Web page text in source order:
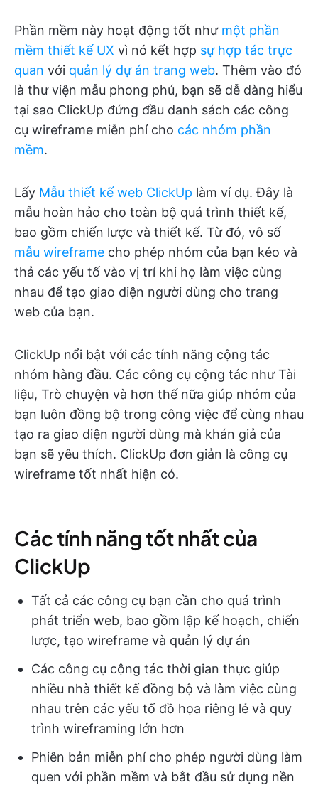
Phần mềm này hoạt động tốt như một phần
mềm thiết kế UX vì nó kết hợp sự hợp tác trực
quan với quản lý dự án trang web. Thêm vào đó
là thư viện mẫu phong phú, bạn sẽ dễ dàng hiểu
tại sao ClickUp đứng đầu danh sách các công
cụ wireframe miễn phí cho các nhóm phần
mềm.
Lấy Mẫu thiết kế web ClickUp làm ví dụ. Đây là
mẫu hoàn hảo cho toàn bộ quá trình thiết kế,
bao gồm chiến lược và thiết kế. Từ đó, vô số
mẫu wireframe cho phép nhóm của bạn kéo và
thả các yếu tố vào vị trí khi họ làm việc cùng
nhau để tạo giao diện người dùng cho trang
web của bạn.
ClickUp nổi bật với các tính năng cộng tác
nhóm hàng đầu. Các công cụ cộng tác như Tài
liệu, Trò chuyện và hơn thế nữa giúp nhóm của
bạn luôn đồng bộ trong công việc để cùng nhau
tạo ra giao diện người dùng mà khán giả của
bạn sẽ yêu thích. ClickUp đơn giản là công cụ
wireframe tốt nhất hiện có.
Các tính năng tốt nhất của
ClickUp
Tất cả các công cụ bạn cần cho quá trình
phát triển web, bao gồm lập kế hoạch, chiến
lược, tạo wireframe và quản lý dự án
Các công cụ cộng tác thời gian thực giúp
nhiều nhà thiết kế đồng bộ và làm việc cùng
nhau trên các yếu tố đồ họa riêng lẻ và quy
trình wireframing lớn hơn
Phiên bản miễn phí cho phép người dùng làm
quen với phần mềm và bắt đầu sử dụng nền